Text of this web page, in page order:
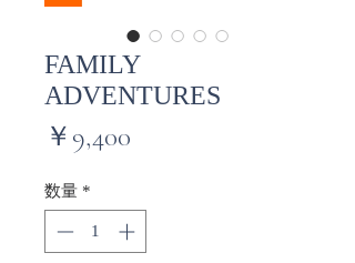
FAMILY
ADVENTURES
￥9,400
数量 *